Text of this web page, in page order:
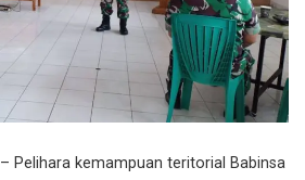
– Pelihara kemampuan teritorial Babinsa